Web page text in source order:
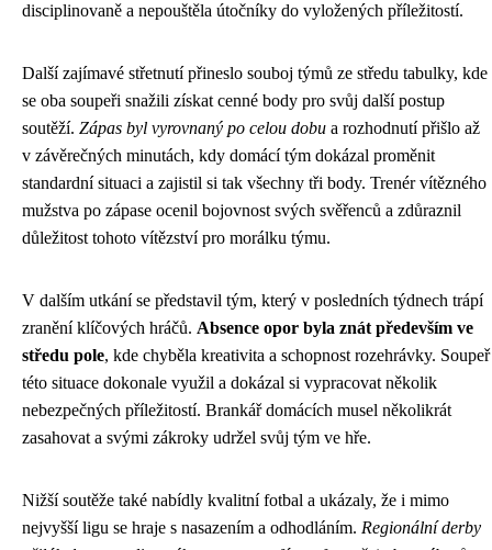
disciplinovaně a nepouštěla útočníky do vyložených příležitostí.
Další zajímavé střetnutí přineslo souboj týmů ze středu tabulky, kde
se oba soupeři snažili získat cenné body pro svůj další postup
soutěží. Zápas byl vyrovnaný po celou dobu a rozhodnutí přišlo až
v závěrečných minutách, kdy domácí tým dokázal proměnit
standardní situaci a zajistil si tak všechny tři body. Trenér vítězného
mužstva po zápase ocenil bojovnost svých svěřenců a zdůraznil
důležitost tohoto vítězství pro morálku týmu.
V dalším utkání se představil tým, který v posledních týdnech trápí
zranění klíčových hráčů. Absence opor byla znát především ve
středu pole, kde chyběla kreativita a schopnost rozehrávky. Soupeř
této situace dokonale využil a dokázal si vypracovat několik
nebezpečných příležitostí. Brankář domácích musel několikrát
zasahovat a svými zákroky udržel svůj tým ve hře.
Nižší soutěže také nabídly kvalitní fotbal a ukázaly, že i mimo
nejvyšší ligu se hraje s nasazením a odhodláním. Regionální derby